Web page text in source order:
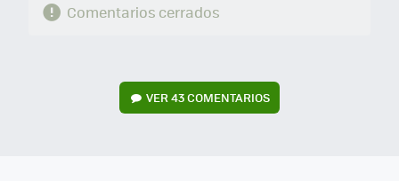
Comentarios cerrados
VER43 COMENTARIOS